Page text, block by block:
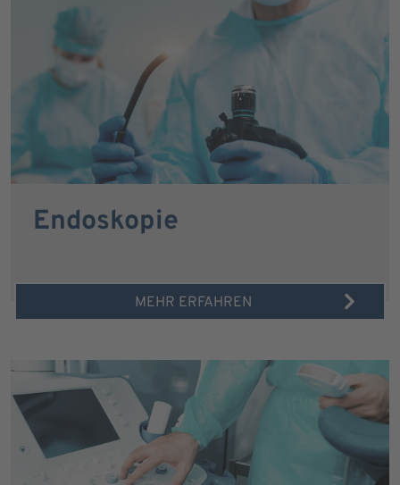
Endoskopie
MEHR ERFAHREN